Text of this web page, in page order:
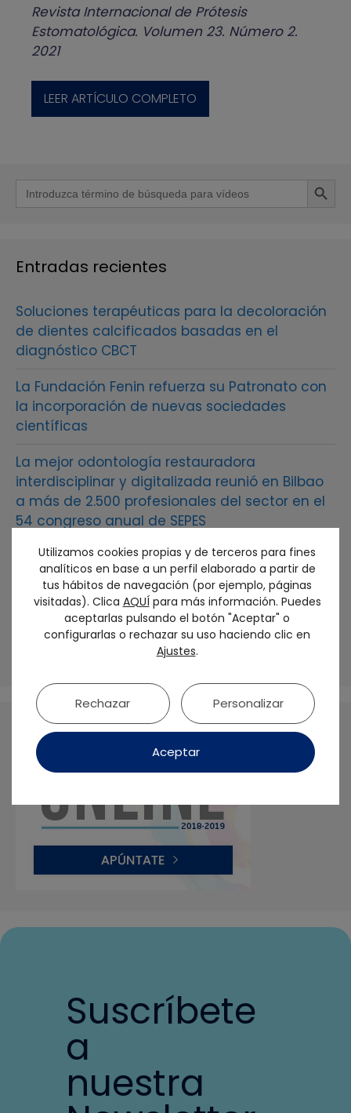
Revista Internacional de Prótesis
Estomatológica. Volumen 23. Número 2.
2021
LEER ARTÍCULO COMPLETO
Buscar: Botón de
Entradas recientes
Soluciones terapéuticas para la decoloración
de dientes calcificados basadas en el
diagnóstico CBCT
La Fundación Fenin refuerza su Patronato con
la incorporación de nuevas sociedades
científicas
La mejor odontología restauradora
interdisciplinar y digitalizada reunió en Bilbao
a más de 2.500 profesionales del sector en el
54 congreso anual de SEPES
SEPES otorga al Dr. Francisco Martínez Rus la
Medalla de Oro de la sociedad
El futuro de la prótesis sobre implantes debe
ser biológico y personalizado: No tratamos
dientes, sino seres humanos
Suscríbete
a
nuestra
Utilizamos cookies propias y de terceros para fines
analíticos en base a un perfil elaborado a partir de
tus hábitos de navegación (por ejemplo, páginas
visitadas). Clica AQUÍ para más información. Puedes
aceptarlas pulsando el botón "Aceptar" o
configurarlas o rechazar su uso haciendo clic en
Ajustes.
Aceptar
Rechazar Personalizar